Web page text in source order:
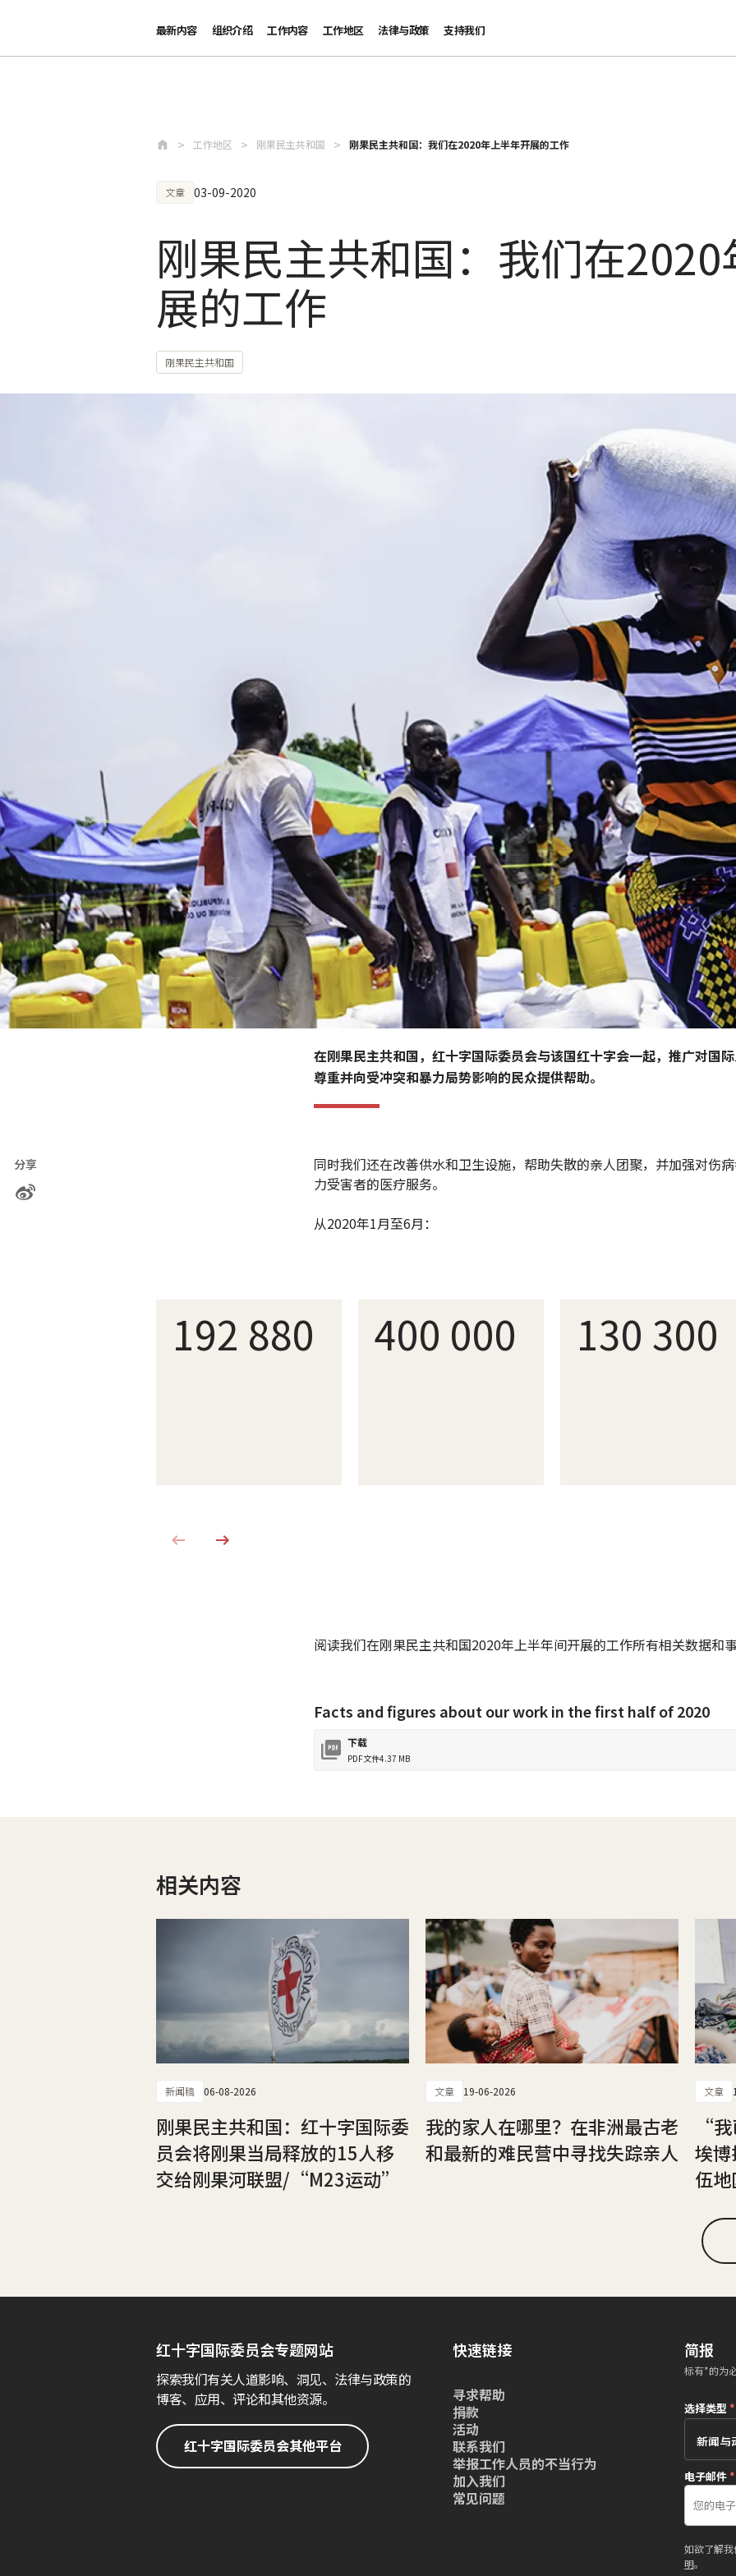
最新内容 组织介绍 工作内容 工作地区 法律与政策 支持我们
工作地区 刚果民主共和国 刚果民主共和国：我们在2020年上半年开展的工作
文章 03-09-2020
刚果民主共和国：我们在
展的工作
刚果民主共和国
在刚果民主共和国，红十字国际委员会与该国红十字会一起，推广对国
尊重并向受冲突和暴力局势影响的民众提供帮助。
分享
同时我们还在改善供水和卫生设施，帮助失散的亲人团聚，并加强对伤
力受害者的医疗服务。
从2020年1月至6月：
192 880 400 000 130 300
阅读我们在刚果民主共和国2020年上半年间开展的工作所有相关数据和
Facts and figures about our work in the first half of 2020
下载
PDF文件4.37 MB
相关内容
新闻稿 06-08-2026
刚果民主共和国：红十字国际委
员会将刚果当局释放的15人移
交给刚果河联盟/“M23运动”
文章 19-06-2026
我的家人在哪里？在非洲最古老
和最新的难民营中寻找失踪亲人
文章
“
埃
伍
红十字国际委员会专题网站
探索我们有关人道影响、洞见、法律与政策的
博客、应用、评论和其他资源。
红十字国际委员会其他平台
快速链接
寻求帮助
捐款
活动
联系我们
举报工作人员的不当行为
加入我们
常见问题
简报
标有*的为
选择类型*
电子邮件*
如欲了解
明。